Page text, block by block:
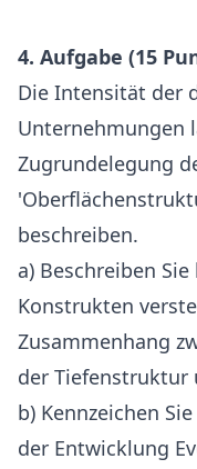
4. Aufgabe (15
Die Intensität der
Unternehmungen
Zugrundelegung
beschreiben.
a) Beschreiben
Konstrukten
Zusammenhang
der
b) Kennzeichen
der Entwicklung